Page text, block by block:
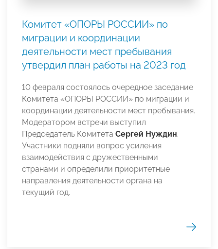
Комитет «ОПОРЫ РОССИИ» по
миграции и координации
деятельности мест пребывания
утвердил план работы на 2023 год
10 февраля состоялось очередное заседание
Комитета «ОПОРЫ РОССИИ» по миграции и
координации деятельности мест пребывания.
Модератором встречи выступил
Председатель Комитета Сергей Нуждин.
Участники подняли вопрос усиления
взаимодействия с дружественными
странами и определили приоритетные
направления деятельности органа на
текущий год.